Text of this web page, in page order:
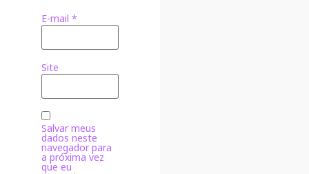
E-mail *
Site
Salvar meus
dados neste
navegador para
a próxima vez
que eu